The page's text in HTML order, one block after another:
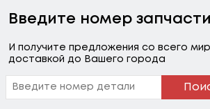
Введите номер запчасти
И получите предложения со всего
доставкой до Вашего города